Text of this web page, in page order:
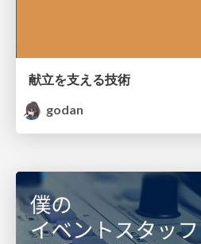
献立を支える技術
godan